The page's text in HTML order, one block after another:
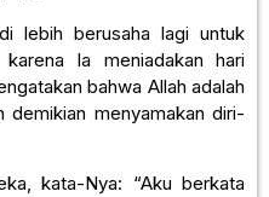
lebih berusaha lagi untuk
Ia meniadakan hari
bahwa Allah adalah
demikian menyamakan diri-
kata-Nya: “Aku berkata